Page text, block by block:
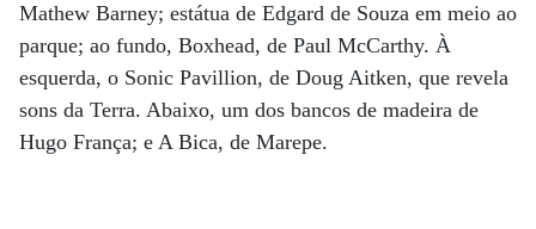
Mathew Barney; estátua de Edgard de Souza em meio ao
parque; ao fundo, Boxhead, de Paul McCarthy. À
esquerda, o Sonic Pavillion, de Doug Aitken, que revela
sons da Terra. Abaixo, um dos bancos de madeira de
Hugo França; e A Bica, de Marepe.